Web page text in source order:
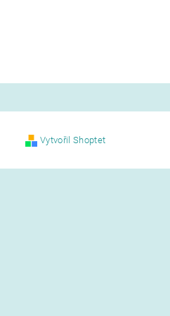
Vytvořil Shoptet